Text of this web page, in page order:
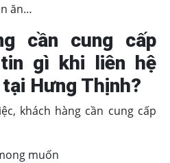
ăn…
cần cung cấp
gì khi liên hệ
Hưng Thịnh?
khách hàng cần cung cấp
muốn